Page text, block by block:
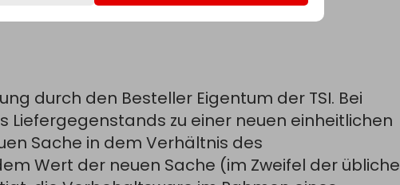
durch den Besteller Eigentum der TSI. Bei
zu einer neuen einheitlichen
Sache in dem Verhältnis des
Wert der neuen Sache (im Zweifel der übliche